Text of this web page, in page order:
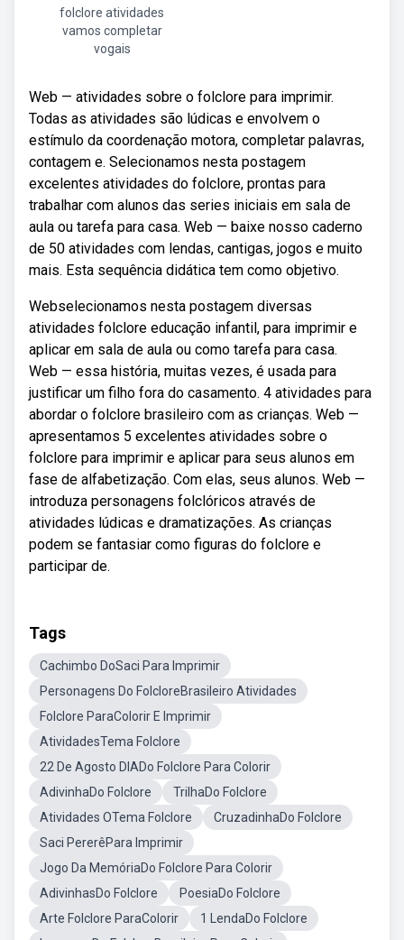
folclore atividades
vamos completar
vogais
Web — atividades sobre o folclore para imprimir.
Todas as atividades são lúdicas e envolvem o
estímulo da coordenação motora, completar palavras,
contagem e. Selecionamos nesta postagem
excelentes atividades do folclore, prontas para
trabalhar com alunos das series iniciais em sala de
aula ou tarefa para casa. Web — baixe nosso caderno
de 50 atividades com lendas, cantigas, jogos e muito
mais. Esta sequência didática tem como objetivo.
Webselecionamos nesta postagem diversas
atividades folclore educação infantil, para imprimir e
aplicar em sala de aula ou como tarefa para casa.
Web — essa história, muitas vezes, é usada para
justificar um filho fora do casamento. 4 atividades para
abordar o folclore brasileiro com as crianças. Web —
apresentamos 5 excelentes atividades sobre o
folclore para imprimir e aplicar para seus alunos em
fase de alfabetização. Com elas, seus alunos. Web —
introduza personagens folclóricos através de
atividades lúdicas e dramatizações. As crianças
podem se fantasiar como figuras do folclore e
participar de.
Tags
Cachimbo DoSaci Para Imprimir
Personagens Do FolcloreBrasileiro Atividades
Folclore ParaColorir E Imprimir
AtividadesTema Folclore
22 De Agosto DIADo Folclore Para Colorir
AdivinhaDo Folclore
TrilhaDo Folclore
Atividades OTema Folclore
CruzadinhaDo Folclore
Saci PererêPara Imprimir
Jogo Da MemóriaDo Folclore Para Colorir
AdivinhasDo Folclore
PoesiaDo Folclore
Arte Folclore ParaColorir
1 LendaDo Folclore